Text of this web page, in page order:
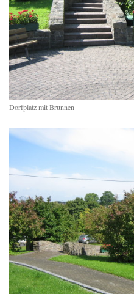
Dorfplatz mit Brunnen